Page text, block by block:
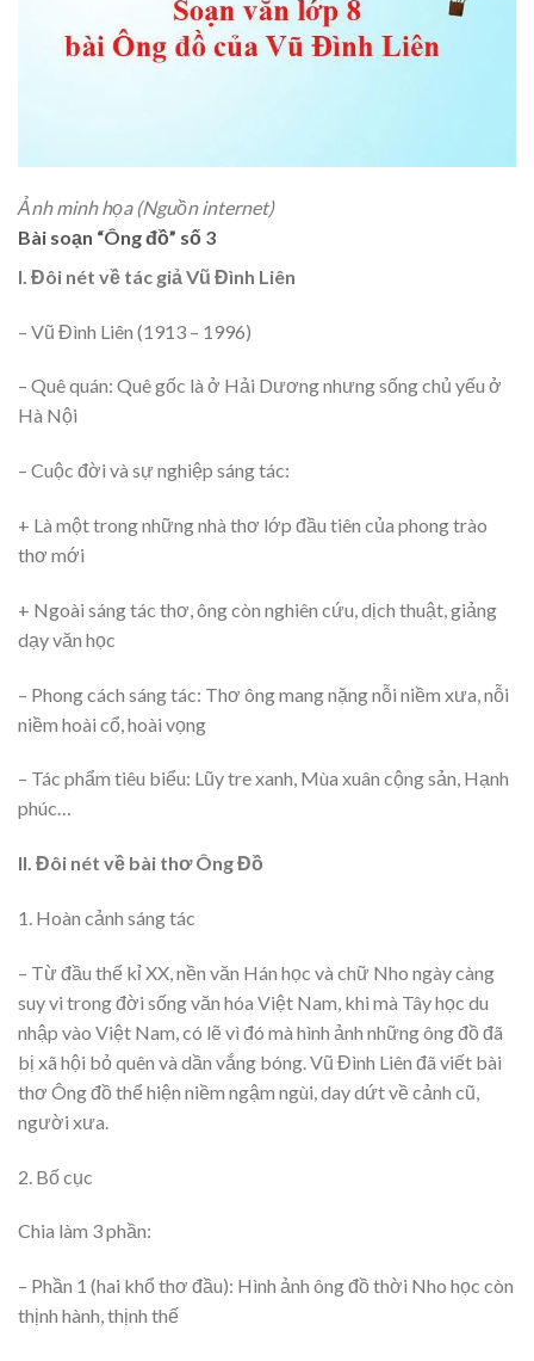
Ảnh minh họa (Nguồn internet)
Bài soạn “Ông đồ” số 3
I. Đôi nét về tác giả Vũ Đình Liên
– Vũ Đình Liên (1913 – 1996)
– Quê quán: Quê gốc là ở Hải Dương nhưng sống chủ yếu ở
Hà Nội
– Cuộc đời và sự nghiệp sáng tác:
+ Là một trong những nhà thơ lớp đầu tiên của phong trào
thơ mới
+ Ngoài sáng tác thơ, ông còn nghiên cứu, dịch thuật, giảng
dạy văn học
– Phong cách sáng tác: Thơ ông mang nặng nỗi niềm xưa, nỗi
niềm hoài cổ, hoài vọng
– Tác phẩm tiêu biểu: Lũy tre xanh, Mùa xuân cộng sản, Hạnh
phúc…
II. Đôi nét về bài thơ Ông Đồ
1. Hoàn cảnh sáng tác
– Từ đầu thế kỉ XX, nền văn Hán học và chữ Nho ngày càng
suy vi trong đời sống văn hóa Việt Nam, khi mà Tây học du
nhập vào Việt Nam, có lẽ vì đó mà hình ảnh những ông đồ đã
bị xã hội bỏ quên và dần vắng bóng. Vũ Đình Liên đã viết bài
thơ Ông đồ thể hiện niềm ngậm ngùi, day dứt về cảnh cũ,
người xưa.
2. Bố cục
Chia làm 3 phần:
– Phần 1 (hai khổ thơ đầu): Hình ảnh ông đồ thời Nho học còn
thịnh hành, thịnh thế